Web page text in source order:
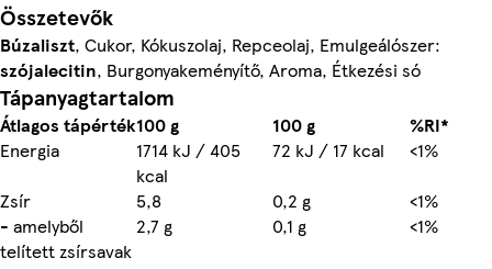
Összetevők
Búzaliszt, Cukor, Kókuszolaj, Repceolaj, Emulgeálószer:
szójalecitin, Burgonyakeményítő, Aroma, Étkezési só
Tápanyagtartalom
Átlagos tápérték100 g 100 g
%RI*
Energia
1714 kJ / 405
kcal
72 kJ / 17 kcal
<1%
Zsír
5,8 0,2 g
<1%
- amelyből
telített zsírsavak
2,7 g 0,1 g
<1%